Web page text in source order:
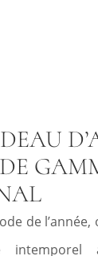
de l’année,